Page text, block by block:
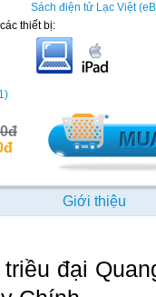
Sách điện tử Lạc Việt
thiết bị:
Giới thiệu
đại